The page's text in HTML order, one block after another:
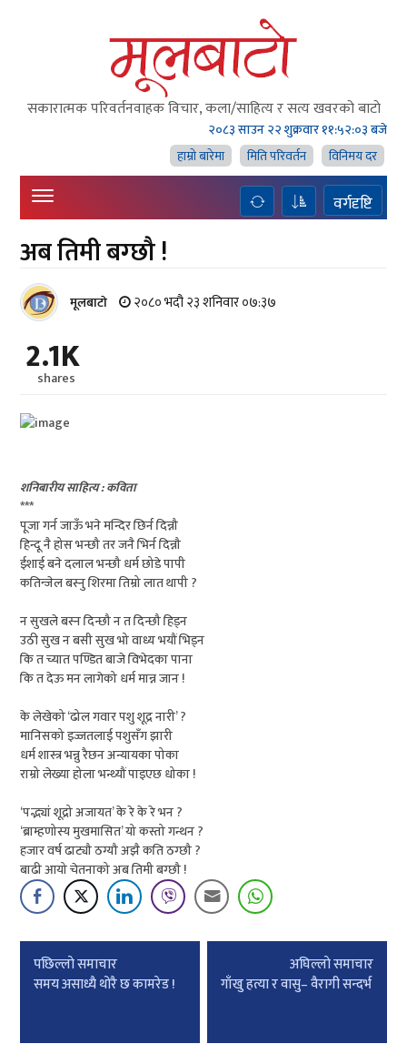
सकारात्मक परिवर्तनवाहक विचार, कला/साहित्य र सत्य खवरको बाटाे
२०८३ साउन २२ शुक्रवार११:५२:०४ बजे
हाम्राे बारेमा
मिति परिवर्तन विनिमय दर
वर्गदृष्टि
अब तिमी बग्छौ !
मूलबाटाे २०८० भदौ २३ शनिवार ०७:३७
2.1K
shares
शनिबारीय साहित्य : कविता
***
पूजा गर्न जाऊँ भने मन्दिर छिर्न दिन्नौ
हिन्दू नै होस भन्छौ तर जनै भिर्न दिन्नौ
ईशाई बने दलाल भन्छौ धर्म छोडे पापी
कतिन्जेल बस्नु शिरमा तिम्रो लात थापी ?
न सुखले बस्न दिन्छौ न त दिन्छौ हिड्न
उठी सुख न बसी सुख भो वाध्य भयौं भिड्न
कि त च्यात पण्डित बाजे विभेदका पाना
कि त देऊ मन लागेको धर्म मान्न जान !
के लेखेको ‘ढोल गवार पशु शूद्र नारी’ ?
मानिसको‌ इज्जतलाई पशुसँग झारी
धर्म शास्त्र भन्नु रैछन अन्यायका पोका‌
राम्रो लेख्या होला भन्थ्यौं पाइएछ धोका‌ !
‘पद्भ्यां शूद्रो अजायत’ के रे के रे भन‌ ?
‘ब्राम्हणोस्य मुखमासित’ यो कस्तो गन्थन ?
हजार वर्ष ढाट्यौ ठग्यौ अझै कति ठग्छौ ?
बाढी आयो चेतनाको अब तिमी बग्छौ !
Post
navigation
पछिल्लाे समाचार
समय असाध्यै थोरै छ कामरेड !
अघिल्लाे समाचार
गाँखु हत्या र वासु– वैरागी सन्दर्भ